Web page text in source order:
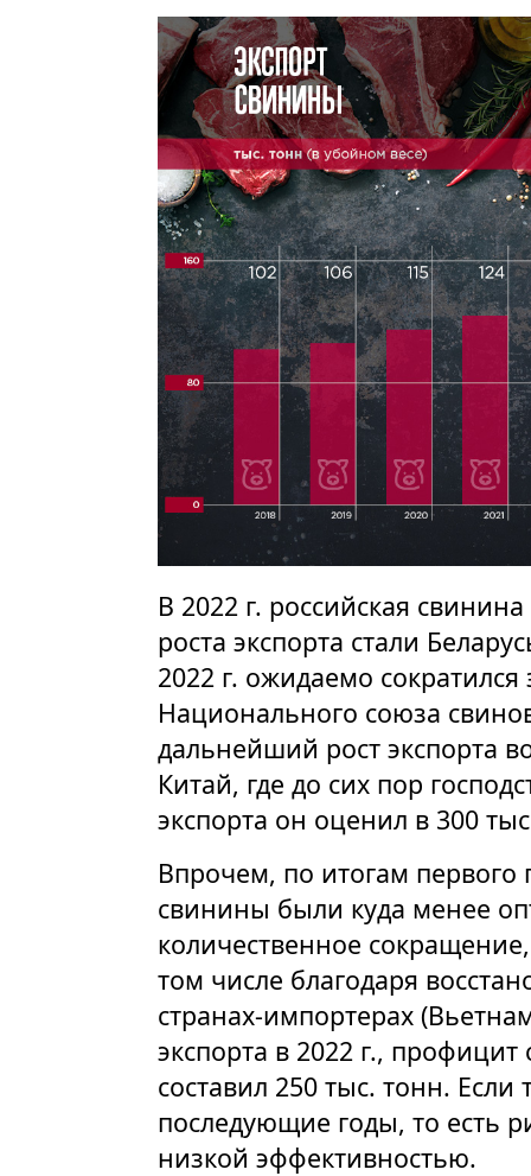
В 2022 г. российская
роста экспорта стали
2022 г. ожидаемо
Национального союза
дальнейший рост экспорта
Китай, где до сих пор
экспорта он оценил в 300
Впрочем, по итогам первого
свинины были куда менее
количественное
том числе благодаря
странах-импортерах
экспорта в 2022 г.,
составил 250 тыс. тонн.
последующие годы, то есть
низкой эффективностью.